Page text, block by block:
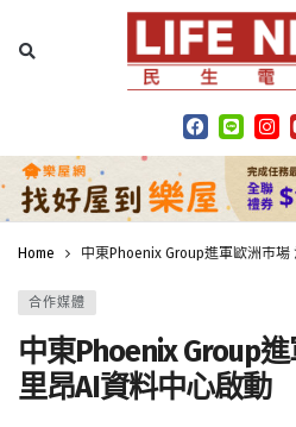
Home 中東Phoenix Group進軍歐洲市場
合作媒體
中東Phoenix Group
里昂AI資料中心啟動